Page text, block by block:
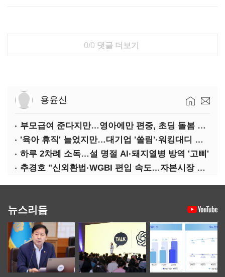
0/0 댓글 더보기
용윤신
부모급여 준다지만…영아에만 편중, 초딩 돌봄 절실
'육아 휴직' 늘었지만…대기업 '쏠림'·워킹대디 여전히 '저조'
하루 2차례 소독…설 명절 AI·돼지열병 방역 '고삐'
추경호 "신외환법·WGBI 편입 속도…자본시장 투자환경 개선"
뉴스리듬